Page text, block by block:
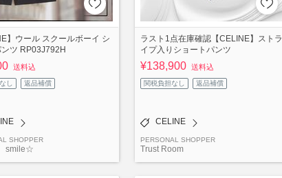
】ウール スクールボーイ シ
ンツ RP03J792H
送料込
し 返品補償
SHOPPER
smile☆
ラスト1点在庫確認【CELINE】ストラ
イプ入りショートパンツ
¥138,900 送料込
関税負担なし 返品補償
CELINE
PERSONAL SHOPPER
Trust Room